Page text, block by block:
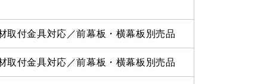
取付金具対応／前幕板・横幕板別売品
取付金具対応／前幕板・横幕板別売品